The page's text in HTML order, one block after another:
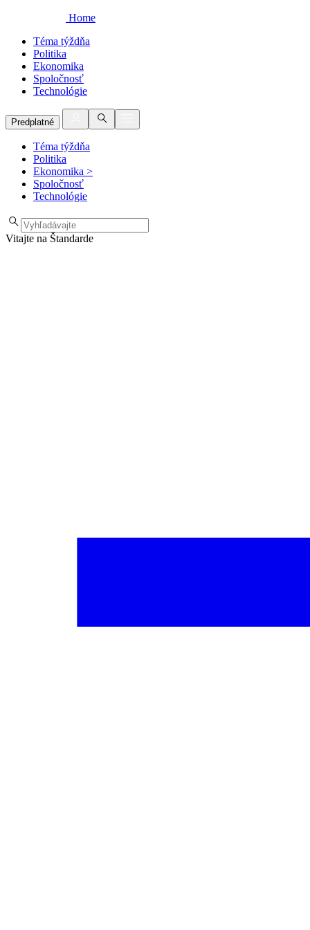
Home
Téma týždňa
Politika
Ekonomika
Spoločnosť
Technológie
Predplatné
Téma týždňa
Politika
Ekonomika >
Spoločnosť
Technológie
Vitajte na Štandarde